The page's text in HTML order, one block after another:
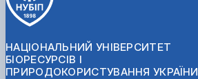
НАЦІОНАЛЬНИЙ УНІВЕРСИТЕТ
БІОРЕСУРСІВ І
ПРИРОДОКОРИСТУВАННЯ УКРАЇНИ